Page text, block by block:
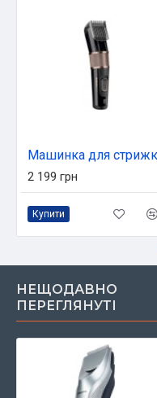
2 199 грн
Купити
НЕЩОДАВНО
ПЕРЕГЛЯНУТІ